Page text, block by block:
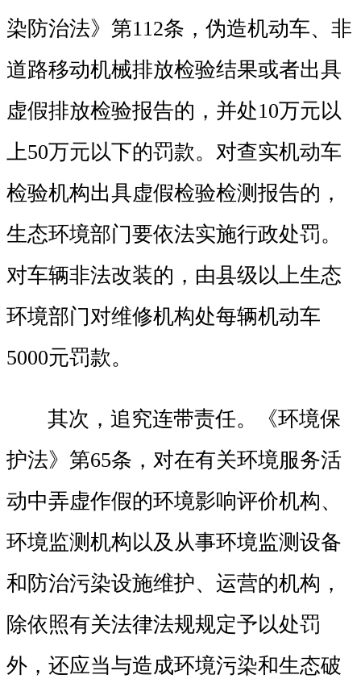
染防治法》第112条，伪造机动车、非
道路移动机械排放检验结果或者出具
虚假排放检验报告的，并处10万元以
上50万元以下的罚款。对查实机动车
检验机构出具虚假检验检测报告的，
生态环境部门要依法实施行政处罚。
对车辆非法改装的，由县级以上生态
环境部门对维修机构处每辆机动车
5000元罚款。
其次，追究连带责任。《环境保
护法》第65条，对在有关环境服务活
动中弄虚作假的环境影响评价机构、
环境监测机构以及从事环境监测设备
和防治污染设施维护、运营的机构，
除依照有关法律法规规定予以处罚
外，还应当与造成环境污染和生态破